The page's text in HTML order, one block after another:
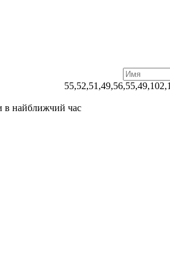
в найближчий час